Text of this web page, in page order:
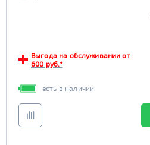
Выгода на обслуживании от
600 руб.*
есть в наличии